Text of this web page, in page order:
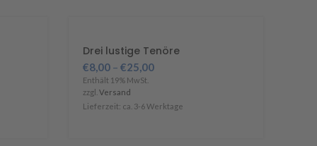
Drei lustige Tenöre
€8,00– €25,00
Enthält 19% MwSt.
zzgl. Versand
Lieferzeit: ca. 3-6 Werktage